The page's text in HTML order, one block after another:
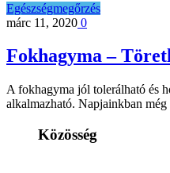
Egészségmegőrzés
márc 11, 2020 0
Fokhagyma –
A fokhagyma jól tolerálható és
alkalmazható. Napjainkban
Közösség